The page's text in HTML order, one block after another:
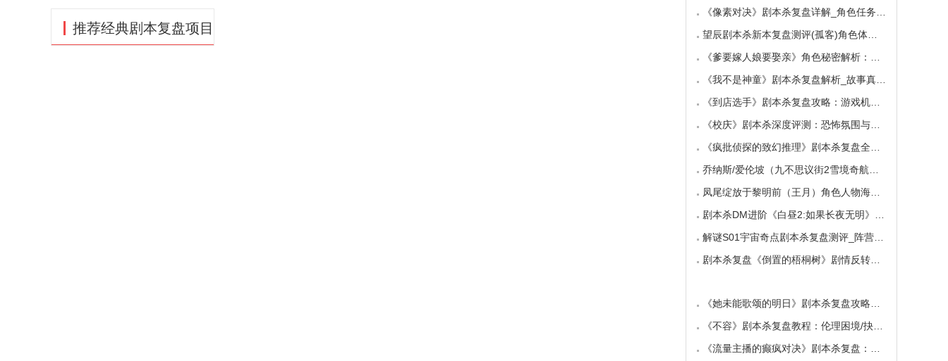
推荐经典剧本复盘项目
《像素对决》剧本杀复盘详解_角色任务_线索答案
望辰剧本杀新本复盘测评(孤客)角色体验及任务玩
《爹要嫁人娘要娶亲》角色秘密解析：那些“普
《我不是神童》剧本杀复盘解析_故事真相_案件答
《到店选手》剧本杀复盘攻略：游戏机制与推理
《校庆》剧本杀深度评测：恐怖氛围与推理逻辑
《疯批侦探的致幻推理》剧本杀复盘全解析：欢
乔纳斯/爱伦坡（九不思议街2雪境奇航）角色是不
凤尾绽放于黎明前（王月）角色人物海报_CP线_任
剧本杀DM进阶《白昼2:如果长夜无明》中的角色复
解谜S01宇宙奇点剧本杀复盘测评_阵营_凶手_答案
剧本杀复盘《倒置的梧桐树》剧情反转：凶手的
《她未能歌颂的明日》剧本杀复盘攻略指南：抉
《不容》剧本杀复盘教程：伦理困境/抉择机制
《流量主播的癫疯对决》剧本杀复盘：主播内卷